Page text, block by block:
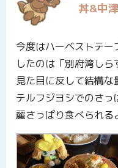
丼&中
今度はハーベストテー
したのは「別府湾しら
見た目に反して結構
テルフジヨシでのさ
麗さっぱり食べられる